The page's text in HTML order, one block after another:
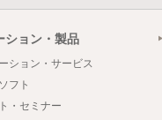
ション・製品
ション・サービス
フト
・セミナー